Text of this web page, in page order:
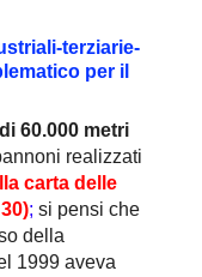
terziarie-
per il
60.000 metri
realizzati
carta delle
); si pensi che
della
1999 aveva